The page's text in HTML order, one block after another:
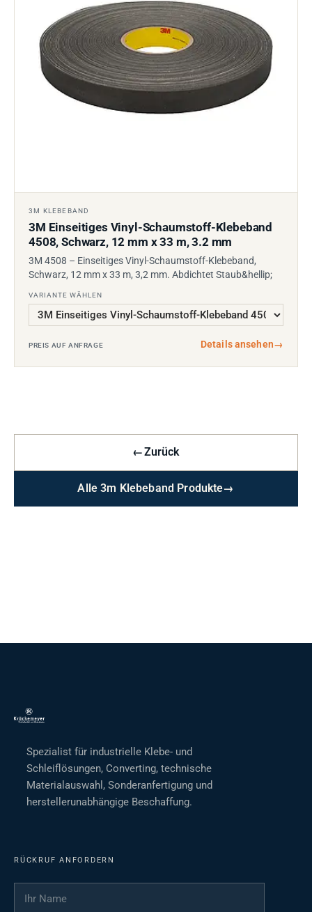
3M KLEBEBAND
3M Einseitiges Vinyl-Schaumstoff-Klebeband
4508, Schwarz, 12 mm x 33 m, 3.2 mm
3M 4508 – Einseitiges Vinyl-Schaumstoff-Klebeband,
Schwarz, 12 mm x 33 m, 3,2 mm. Abdichtet Staub&hellip;
VARIANTE WÄHLEN
PREIS AUF ANFRAGE Details ansehen→
←Zurück
Alle 3m Klebeband Produkte→
Spezialist für industrielle Klebe- und
Schleiflösungen, Converting, technische
Materialauswahl, Sonderanfertigung und
herstellerunabhängige Beschaffung.
RÜCKRUF ANFORDERN
Ihr Name